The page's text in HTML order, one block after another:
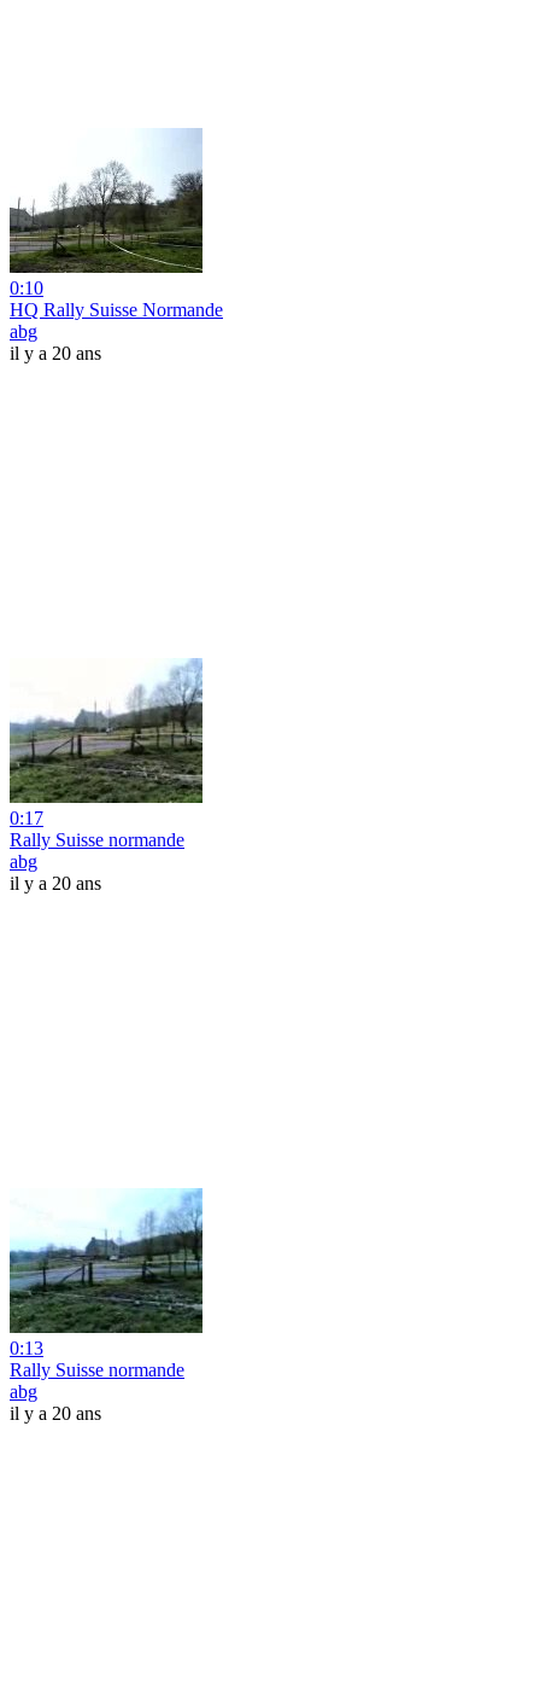
0:10
HQ Rally Suisse Normande
abg
il y a 20 ans
0:17
Rally Suisse normande
abg
il y a 20 ans
0:13
Rally Suisse normande
abg
il y a 20 ans